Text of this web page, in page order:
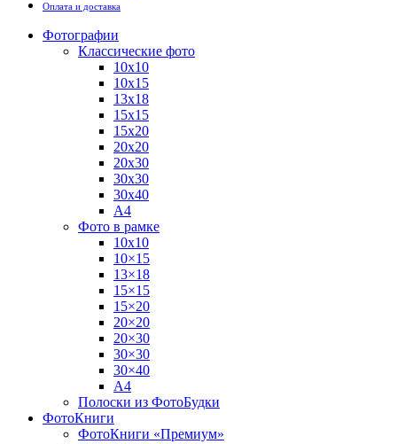
Оплата и доставка
Фотографии
Классические фото
10х10
10х15
13х18
15х15
15х20
20х20
20х30
30х30
30х40
А4
Фото в рамке
10х10
10×15
13×18
15×15
15×20
20×20
20×30
30×30
30×40
A4
Полоски из ФотоБудки
ФотоКниги
ФотоКниги «Премиум»